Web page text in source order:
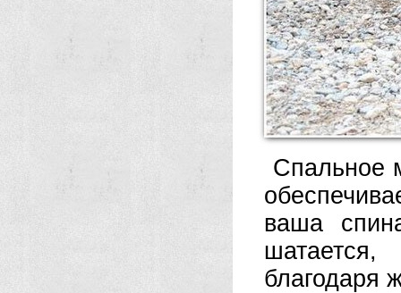
Спальное
ваша
благодаря